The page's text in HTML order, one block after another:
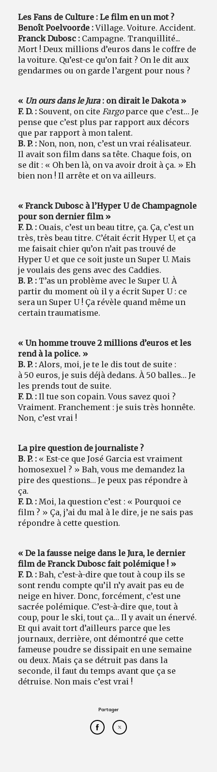
Les Fans de Culture : Le film en un mot ?
Benoît Poelvoorde :Village. Voiture. Accident.
Franck Dubosc : Campagne. Tranquillité...
Mort ! Deux millions d’euros dans le coffre de
la voiture. Qu’est-ce qu’on fait ? On le dit aux
gendarmes ou on garde l’argent pour nous ?
« Un ours dans le Jura: on dirait le Dakota »
F. D. : Souvent, on citeFargoparce que c’est… Je
pense que c’est plus par rapport aux décors
que par rapport à mon talent.
B. P. :Non, non, non, c’est un vrai réalisateur.
Il avait son film dans sa tête. Chaque fois, on
se dit : « Oh ben là, on va avoir droit à ça. » Eh
bien non ! Il arrête et on va ailleurs.
« Franck Dubosc à l’Hyper U de Champagnole
pour son dernier film »
F. D. : Ouais, c’est un beau titre, ça. Ça, c’est un
très, très beau titre. C’était écrit Hyper U, et ça
me faisait chier qu’on n’ait pas trouvé de
Hyper U et que ce soit juste un Super U. Mais
je voulais des gens avec des Caddies.
B. P. : T’as un problème avec le Super U. À
partir du moment où il y a écrit Super U : ce
sera un Super U ! Ça révèle quand même un
certain traumatisme.
« Un homme trouve 2 millions d’euros et les
rend à la police. »
B. P. :Alors, moi, je te le dis tout de suite :
à 50 euros, je suis déjà dedans. À 50 balles… Je
les prends tout de suite.
F. D. :Il tue son copain. Vous savez quoi ?
Vraiment. Franchement : je suis très honnête.
Non, c’est vrai !
La pire question de journaliste ?
B. P. : « Est-ce que José Garcia est vraiment
homosexuel ? » Bah, vous me demandez la
pire des questions… Je peux pas répondre à
ça.
F. D. :Moi, la question c’est : « Pourquoi ce
film ? » Ça, j’ai du mal à le dire, je ne sais pas
répondre à cette question.
« De la fausse neige dans le Jura, le dernier
film de Franck Dubosc fait polémique ! »
F. D. : Bah, c’est-à-dire que tout à coup ils se
sont rendu compte qu’il n’y avait pas eu de
neige en hiver. Donc, forcément, c’est une
sacrée polémique. C’est-à-dire que, tout à
coup, pour le ski, tout ça… Il y avait un énervé.
Et qui avait tort d’ailleurs parce que les
journaux, derrière, ont démontré que cette
fameuse poudre se dissipait en une semaine
ou deux. Mais ça se détruit pas dans la
seconde, il faut du temps avant que ça se
détruise. Non mais c’est vrai !
Partager
Partager cet article sur
Partager cet article sur